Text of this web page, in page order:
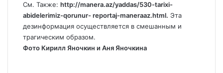
См. Также: http://manera.az/yaddas/530-tarixi-
abidelerimiz-qorunur- reportaj-maneraaz.html. Эта
дезинформация осуществляется в смешанным и
трагическим образом.
Фото Кирилл Яночкин и Аня Яночкина